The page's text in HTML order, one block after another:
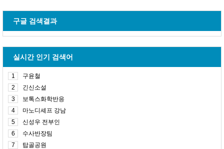
구글 검색결과
실시간 인기 검색어
1
구윤철
2
긴신소설
3
보톡스화학반응
4
마노디셰프 강남
5
신성우 전부인
6
수사반장팀
7
탑골공원